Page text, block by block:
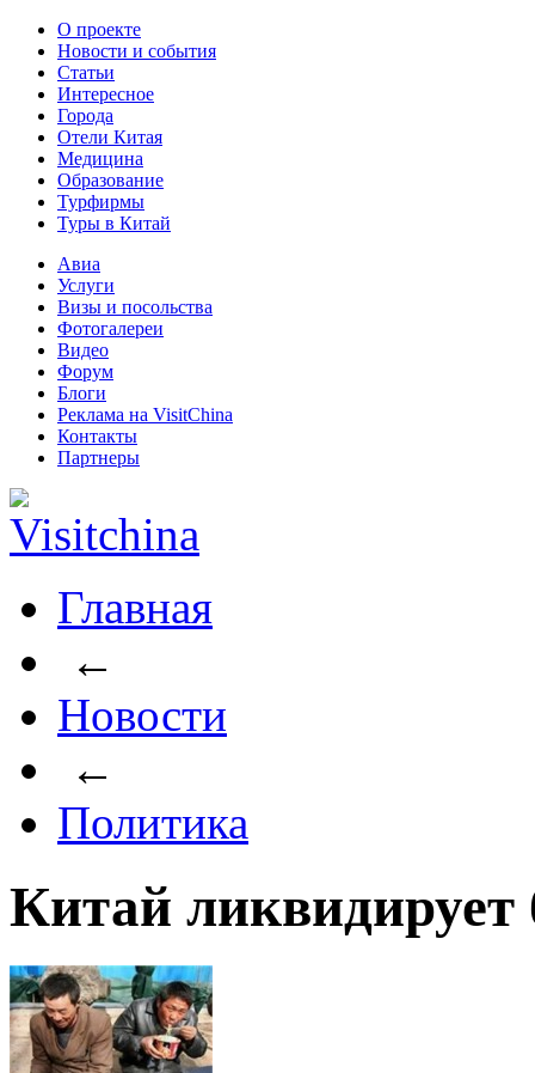
О проекте
Новости и события
Статьи
Интересное
Города
Отели Китая
Медицина
Образование
Турфирмы
Туры в Китай
Авиа
Услуги
Визы и посольства
Фотогалереи
Видео
Форум
Блоги
Реклама на VisitChina
Контакты
Партнеры
Главная
←
Новости
←
Политика
Китай ликвидирует